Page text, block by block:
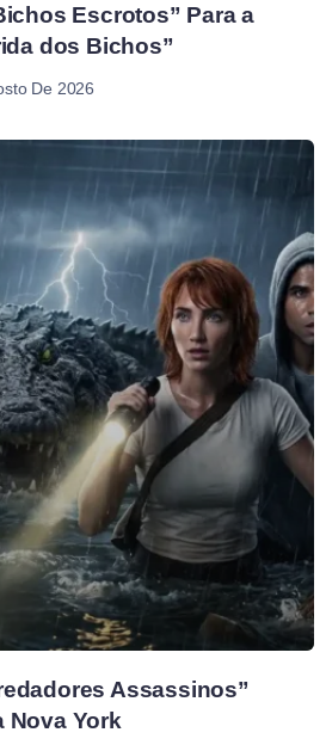
Escrotos” Para a
dos Bichos”
De 2026
Assassinos”
Nova York